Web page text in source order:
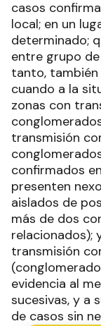
casos
local; en un
determinado;
entre grupo
tanto, también
cuando a la
zonas con
transmisión
confirmados
presenten
aislados de
más de dos
relacionados);
transmisión
evidencia al
sucesivas, y a
de casos sin